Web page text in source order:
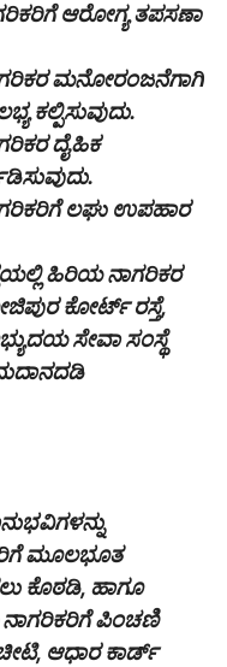
ಆರೋಗ್ಯ ತಪಸಣಾ
ಮನೋರಂಜನೆಗಾಗಿ
ಕಲ್ಪಿಸುವುದು.
ದೈಹಿಕ
ಲಘು ಉಪಹಾರ
ಹಿರಿಯ ನಾಗರಿಕರ
ಕೋರ್ಟ್ ರಸ್ತೆ,
ಸೇವಾ ಸಂಸ್ಥೆ
ಮೂಲಭೂತ
ಕೊಠಡಿ, ಹಾಗೂ
ಪಿಂಚಣಿ
ಆಧಾರ ಕಾರ್ಡ್